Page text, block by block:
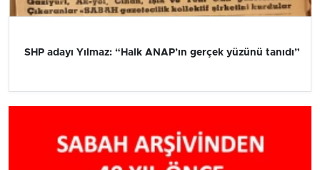
SHP adayı Yılmaz: “Halk ANAP’ın gerçek yüzünü tanıdı”